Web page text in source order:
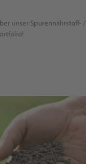
unser Spurennährstoff- /